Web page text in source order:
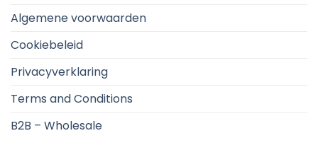
Algemene voorwaarden
Cookiebeleid
Privacyverklaring
Terms and Conditions
B2B – Wholesale